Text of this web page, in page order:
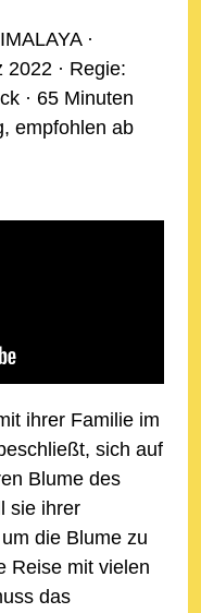
·
· Regie:
· 65 Minuten
empfohlen ab
ihrer Familie im
sich auf
Blume des
sie ihrer
die Blume zu
Reise mit vielen
das